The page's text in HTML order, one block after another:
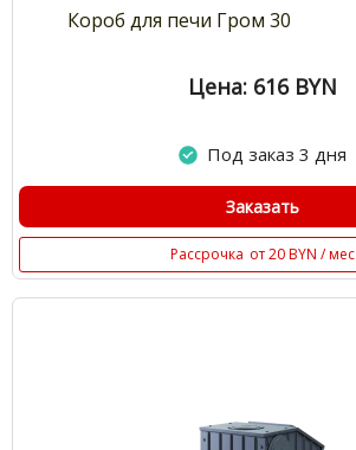
Короб для печи Гром 30
Цена: 616 BYN
Под заказ 3 дня
Заказать
Рассрочка от 20 BYN / мес